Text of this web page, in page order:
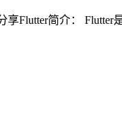
Flutter简介：